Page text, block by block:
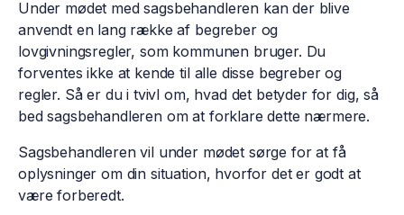
Under mødet med sagsbehandleren kan der blive
anvendt en lang række af begreber og
lovgivningsregler, som kommunen bruger. Du
forventes ikke at kende til alle disse begreber og
regler. Så er du i tvivl om, hvad det betyder for dig, så
bed sagsbehandleren om at forklare dette nærmere.
Sagsbehandleren vil under mødet sørge for at få
oplysninger om din situation, hvorfor det er godt at
være forberedt.